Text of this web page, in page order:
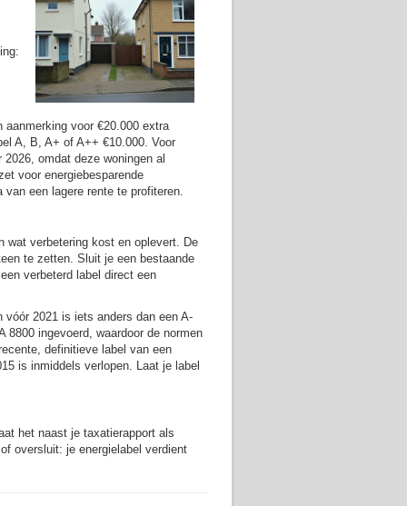
voor €20.000 extra
A, B, A+ of A++ €10.000. Voor
omdat deze woningen al
voor energiebesparende
een lagere rente te profiteren.
wat verbetering kost en oplevert. De
te zetten. Sluit je een bestaande
verbeterd label direct een
2021 is iets anders dan een A-
8800 ingevoerd, waardoor de normen
definitieve label van een
is inmiddels verlopen. Laat je label
het naast je taxatierapport als
oversluit: je energielabel verdient